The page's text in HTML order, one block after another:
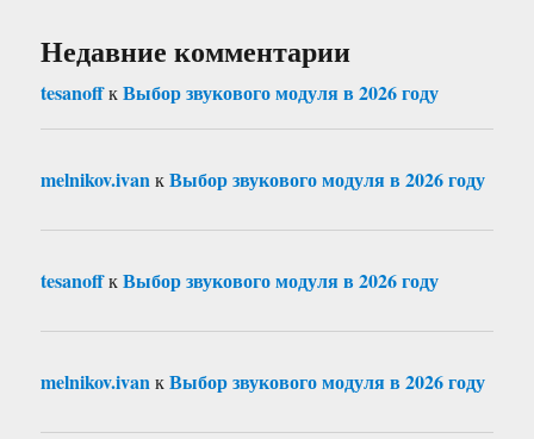
Недавние комментарии
tesanoffкВыбор звукового модуля в 2026 году
melnikov.ivanкВыбор звукового модуля в 2026 году
tesanoffкВыбор звукового модуля в 2026 году
melnikov.ivanкВыбор звукового модуля в 2026 году